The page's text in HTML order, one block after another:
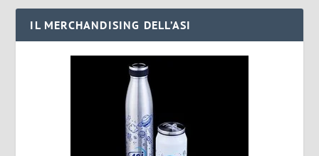
IL MERCHANDISING DELL’ASI